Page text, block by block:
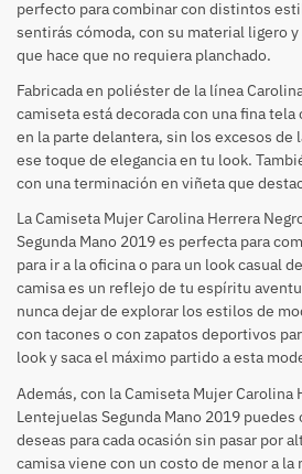
perfecto para combinar con distintos
sentirás cómoda, con su material ligero
que hace que no requiera planchado.
Fabricada en poliéster de la línea
camiseta está decorada con una fina
en la parte delantera, sin los excesos de
ese toque de elegancia en tu look.
con una terminación en viñeta que
La Camiseta Mujer Carolina Herrera
Segunda Mano 2019 es perfecta para
para ir a la oficina o para un look casual
camisa es un reflejo de tu espíritu
nunca dejar de explorar los estilos de
con tacones o con zapatos deportivos
look y saca el máximo partido a esta
Además, con la Camiseta Mujer Carolina
Lentejuelas Segunda Mano 2019
deseas para cada ocasión sin pasar por
camisa viene con un costo de menor a la